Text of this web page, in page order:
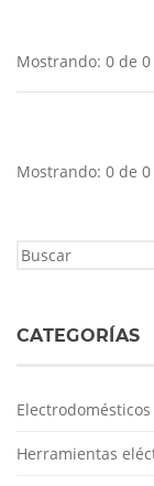
Mostrando: 0 de
Mostrando: 0 de
CATEGORÍAS
Electrodomésticos
Herramientas